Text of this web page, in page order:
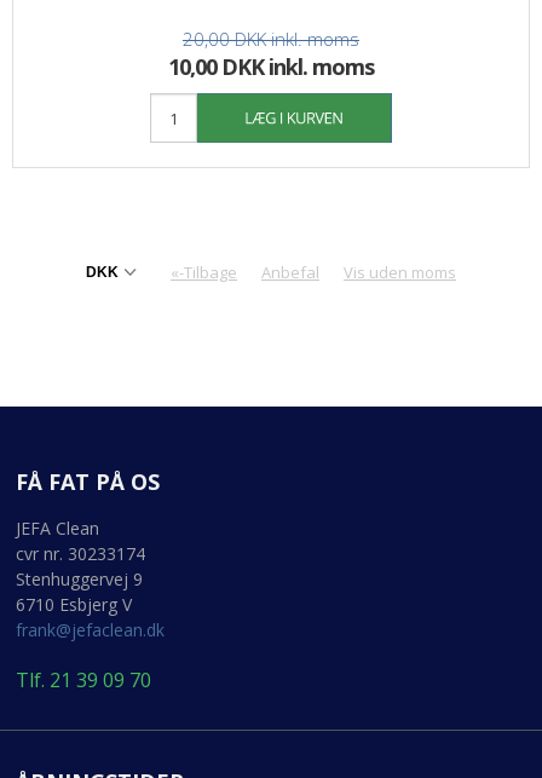
20,00 DKKinkl. moms
10,00 DKK inkl. moms
«-Tilbage Anbefal Vis uden moms
FÅ FAT PÅ OS
JEFA Clean
cvr nr. 30233174
Stenhuggervej 9
6710 Esbjerg V
frank@jefaclean.dk
Tlf. 21 39 09 70